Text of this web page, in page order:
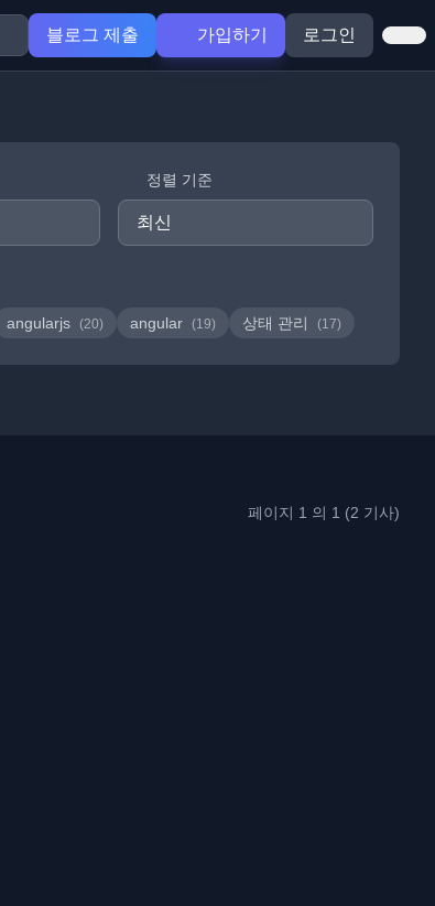
블로그 제출 가입하기 로그인
정렬 기준
angularjs (20) angular (19) 상태 관리 (17)
페이지 1 의 1 (2 기사)